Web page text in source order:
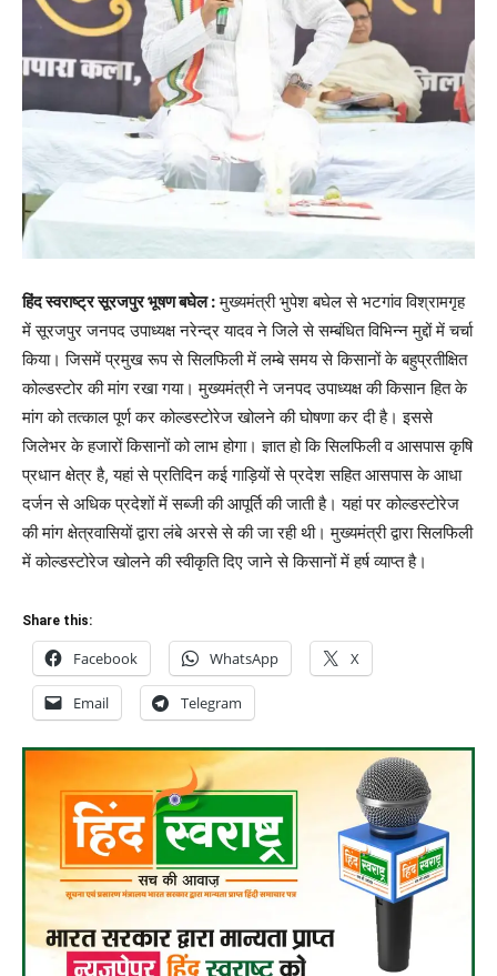
हिंद स्वराष्ट्र सूरजपुर भूषण बघेल :मुख्यमंत्री भुपेश बघेल से भटगांव विश्रामगृह
में सूरजपुर जनपद उपाध्यक्ष नरेन्द्र यादव ने जिले से सम्बंधित विभिन्न मुद्दों में चर्चा
किया। जिसमें प्रमुख रूप से सिलफिली में लम्बे समय से किसानों के बहुप्रतीक्षित
कोल्डस्टोर की मांग रखा गया। मुख्यमंत्री ने जनपद उपाध्यक्ष की किसान हित के
मांग को तत्काल पूर्ण कर कोल्डस्टोरेज खोलने की घोषणा कर दी है। इससे
जिलेभर के हजारों किसानों को लाभ होगा। ज्ञात हो कि सिलफिली व आसपास कृषि
प्रधान क्षेत्र है, यहां से प्रतिदिन कई गाड़ियों से प्रदेश सहित आसपास के आधा
दर्जन से अधिक प्रदेशों में सब्जी की आपूर्ति की जाती है। यहां पर कोल्डस्टोरेज
की मांग क्षेत्रवासियों द्वारा लंबे अरसे से की जा रही थी। मुख्यमंत्री द्वारा सिलफिली
में कोल्डस्टोरेज खोलने की स्वीकृति दिए जाने से किसानों में हर्ष व्याप्त है।
Share this:
Facebook WhatsApp X
Email Telegram